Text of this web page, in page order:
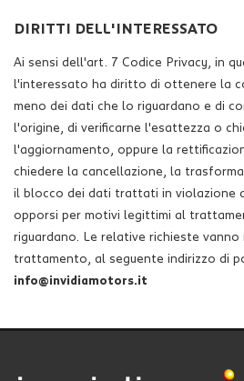
DIRITTI DELL'INTERESSATO
Ai sensi dell'art. 7 Codice Privacy, in
l'interessato ha diritto di ottenere la
meno dei dati che lo riguardano e di
l'origine, di verificarne l'esattezza o
l'aggiornamento, oppure la
chiedere la cancellazione, la
il blocco dei dati trattati in violazione
opporsi per motivi legittimi al
riguardano. Le relative richieste
trattamento, al seguente indirizzo di
info@invidiamotors.it